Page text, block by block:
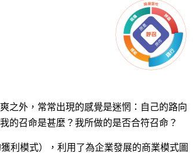
之外，常常出現的感覺是迷惘：自己的路向
召命是甚麼？我所做的是否合符召命？
利模式），利用了為企業發展的商業模式圖